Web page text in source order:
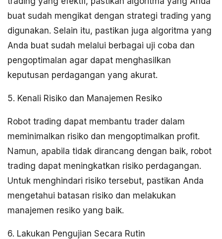
buat sudah mengikat dengan strategi trading yang
digunakan. Selain itu, pastikan juga algoritma yang
Anda buat sudah melalui berbagai uji coba dan
pengoptimalan agar dapat menghasilkan
keputusan perdagangan yang akurat.
5. Kenali Risiko dan Manajemen Resiko
Robot trading dapat membantu trader dalam
meminimalkan risiko dan mengoptimalkan profit.
Namun, apabila tidak dirancang dengan baik, robot
trading dapat meningkatkan risiko perdagangan.
Untuk menghindari risiko tersebut, pastikan Anda
mengetahui batasan risiko dan melakukan
manajemen resiko yang baik.
6. Lakukan Pengujian Secara Rutin